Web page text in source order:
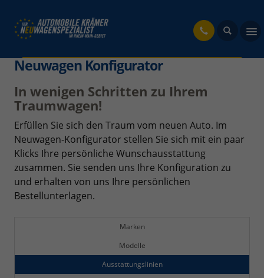
Neuwagen Konfigurator
In wenigen Schritten zu Ihrem
Traumwagen!
Erfüllen Sie sich den Traum vom neuen Auto. Im
Neuwagen-Konfigurator stellen Sie sich mit ein paar
Klicks Ihre persönliche Wunschausstattung
zusammen. Sie senden uns Ihre Konfiguration zu
und erhalten von uns Ihre persönlichen
Bestellunterlagen.
Marken
Modelle
Ausstattungslinien